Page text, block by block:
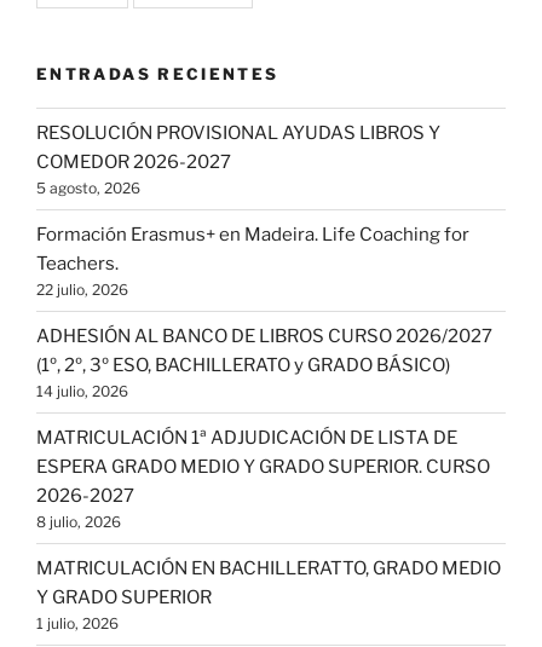
ENTRADAS RECIENTES
RESOLUCIÓN PROVISIONAL AYUDAS LIBROS Y
COMEDOR 2026-2027
5 agosto, 2026
Formación Erasmus+ en Madeira. Life Coaching for
Teachers.
22 julio, 2026
ADHESIÓN AL BANCO DE LIBROS CURSO 2026/2027
(1º, 2º, 3º ESO, BACHILLERATO y GRADO BÁSICO)
14 julio, 2026
MATRICULACIÓN 1ª ADJUDICACIÓN DE LISTA DE
ESPERA GRADO MEDIO Y GRADO SUPERIOR. CURSO
2026-2027
8 julio, 2026
MATRICULACIÓN EN BACHILLERATTO, GRADO MEDIO
Y GRADO SUPERIOR
1 julio, 2026